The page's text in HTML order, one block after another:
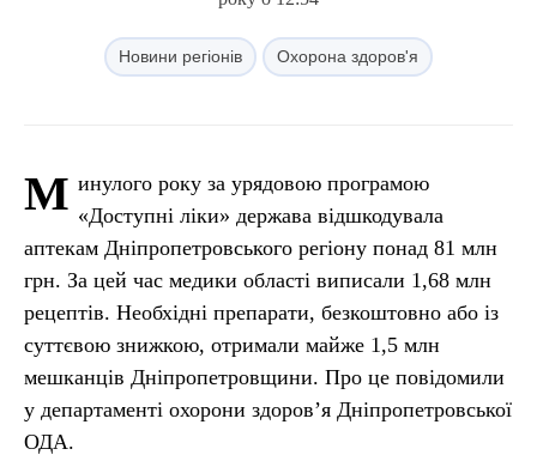
Новини регіонів Охорона здоров'я
М инулого року за урядовою програмою
«Доступні ліки» держава відшкодувала
аптекам Дніпропетровського регіону понад 81 млн
грн. За цей час медики області виписали 1,68 млн
рецептів. Необхідні препарати, безкоштовно або із
суттєвою знижкою, отримали майже 1,5 млн
мешканців Дніпропетровщини. Про це повідомили
у департаменті охорони здоров’я Дніпропетровської
ОДА.